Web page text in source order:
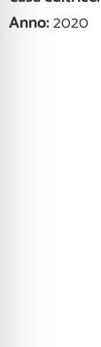
Anno:2020